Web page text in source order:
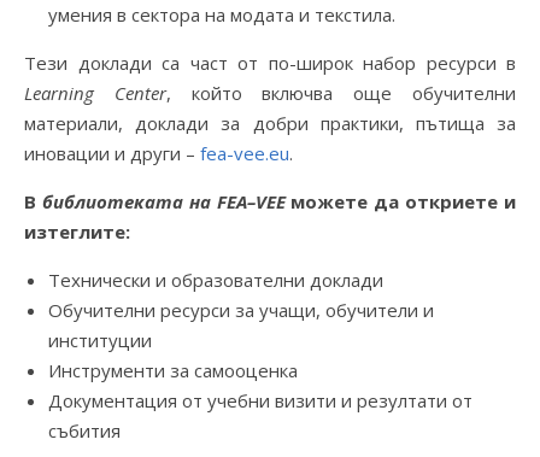
умения в сектора на модата и текстила.
Тези доклади са част от по-широк набор ресурси в
Learning Center, който включва още обучителни
материали, доклади за добри практики, пътища за
иновации и други – fea-vee.eu.
В библиотеката на FEA–VEEможете да откриете и
изтеглите:
Технически и образователни доклади
Обучителни ресурси за учащи, обучители и
институции
Инструменти за самооценка
Документация от учебни визити и резултати от
събития